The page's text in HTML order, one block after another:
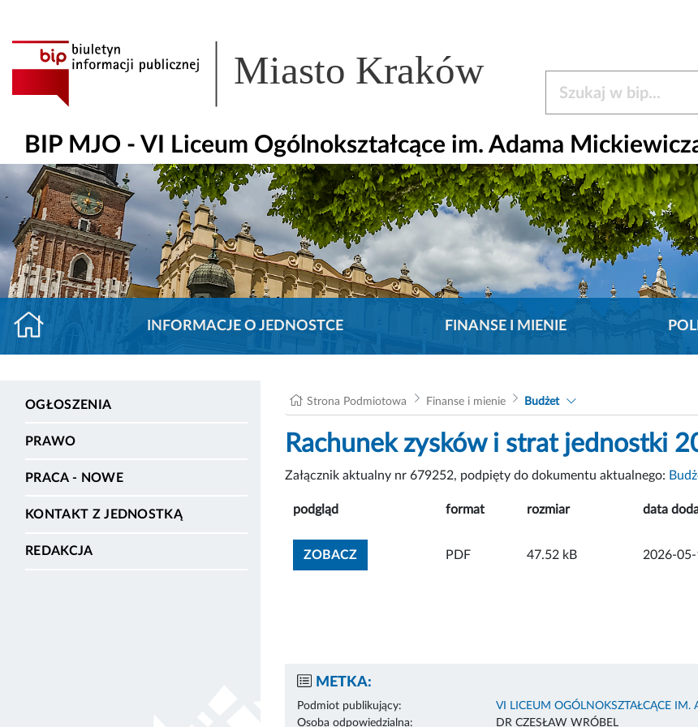
Miasto Kraków
BIP MJO - VI Liceum Ogólnokształcące im. Adama
INFORMACJE O JEDNOSTCE FINANSE I MIENIE
OGŁOSZENIA
PRAWO
PRACA - NOWE
KONTAKT Z JEDNOSTKĄ
REDAKCJA
Strona Podmiotowa Finanse i mienie Budżet
Rachunek zysków i strat jednostki
Załącznik aktualny nr 679252, podpięty do dokumentu aktualnego:
podgląd format rozmiar data
ZOBACZZOBACZ ZAŁĄCZNIK
PDF 47.52 kB 2026-
METKA:
Podmiot publikujący:
VI LICEUM OGÓLNOKSZTAŁCĄCE
Osoba odpowiedzialna:
DR CZESŁAW WRÓBEL